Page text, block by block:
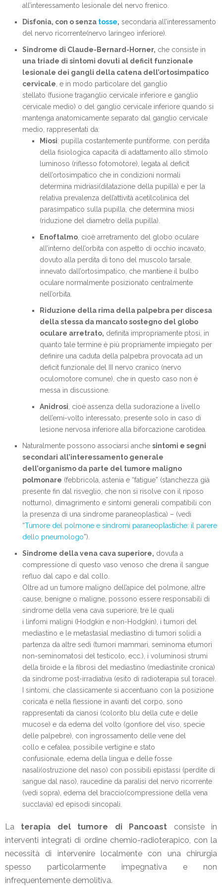
all’interessamento lesionale del nervo frenico.
Disfonia, con o senza tosse, secondaria all’interessamento
del nervo ricorrente(nervo laringeo inferiore).
Sindrome di Claude-Bernard-Horner, che consiste in
una triade di sintomi dovuti al deficit funzionale
lesionale dei gangli della catena dell’ortosimpatico
cervicale, e in modo particolare del ganglio
stellato (fusione traganglio cervicale inferiore e ganglio
cervicale medio) o del ganglio cervicale inferiore quando si
mantenga anatomicamente separato dal ganglio cervicale
medio, rappresentati da:
Miosi: pupilla costantemente puntiforme, con perdita
della fisiologica capacità di adattamento allo stimolo
luminoso (riflesso fotomotore), legata al deficit
dell’ortosimpatico che in condizioni normali
determina midriasi(dilatazione della pupilla) e per la
relativa prevalenza dell’attività acetilcolinica del
parasimpatico sulla pupilla, che determina miosi
(riduzione del diametro della pupilla).
Enoftalmo, cioè arretramento del globo oculare
all’interno dell’orbita con aspetto di occhio incavato,
dovuto alla perdita di tono del muscolo tarsale,
innevato dall’ortosimpatico, che mantiene il bulbo
oculare normalmente posizionato centralmente
nell’orbita.
Riduzione della rima della palpebra per discesa
della stessa da mancato sostegno del globo
oculare arretrato, definita impropriamente ptosi, in
quanto tale termine è più propriamente impiegato per
definire una caduta della palpebra provocata ad un
deficit funzionale del III nervo cranico (nervo
oculomotore comune), che in questo caso non è
messa in discussione.
Anidrosi, cioè assenza della sudorazione a livello
dell’emi-volto interessato, presente solo in caso di
lesione nervosa inferiore alla biforcazione carotidea.
Naturalmente possono associarsi anche sintomi e segni
secondari all’interessamento generale
dell’organismo da parte del tumore maligno
polmonare (febbricola, astenia e “fatigue” (stanchezza già
presente fin dal risveglio, che non si risolve con il riposo
notturno), dimagrimento e sintomi generali compatibili con
la presenza di una sindrome paraneoplastica) – (vedi
“Tumore del polmone e sindromi paraneoplastiche: il parere
dello pneumologo”).
Sindrome della vena cava superiore, dovuta a
compressione di questo vaso venoso che drena il sangue
refluo dal capo e dal collo.
Oltre ad un tumore maligno dell’apice del polmone, altre
cause, benigne o maligne, possono essere responsabili di
sindrome della vena cava superiore, tre le quali
i linfomi maligni (Hodgkin e non-Hodgkin), i tumori del
mediastino e le metastasial mediastino di tumori solidi a
partenza da altre sedi (tumori mammari, seminoma etumori
non-seminomatosi del testicolo, ecc.), i voluminosi strumi
della tiroide e la fibrosi del mediastino (mediastinite cronica)
da sindrome post-irradiativa (esito di radioterapia sul torace).
I sintomi, che classicamente si accentuano con la posizione
coricata e nella flessione in avanti del corpo, sono
rappresentati da cianosi (colorito blu della cute e delle
mucose) e da edema del volto (gonfiore del viso, specie
delle palpebre), con ingrossamento delle vene del
collo e cefalea, possibile vertigine e stato
confusionale, edema della lingua e delle fosse
nasali(ostruzione del naso) con possibili epistassi (perdite di
sangue dal naso), raucedine da paralisi del nervo ricorrente
(vedi sopra), edema del braccio(compressione della vena
succlavia) ed episodi sincopali.
La terapia del tumore di Pancoast consiste in
interventi integrati di ordine chemio-radioterapico, con la
necessità di intervenire localmente con una chirurgia
spesso particolarmente impegnativa e non
infrequentemente demolitiva.